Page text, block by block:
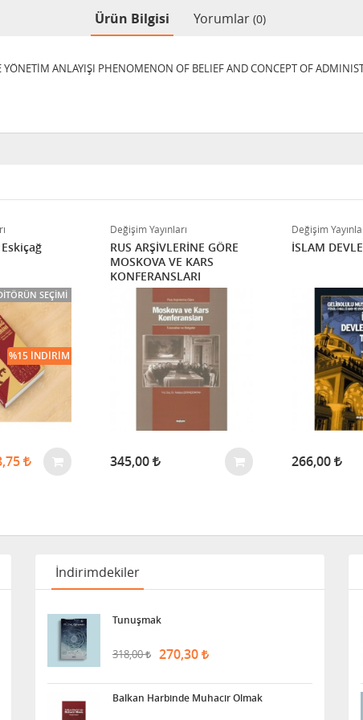
Ürün Bilgisi Yorumlar (0)
ANLAYIŞI PHENOMENON OF BELIEF AND CONCEPT OF
SEÇIMI
%15 İNDIRIM
Değişim Yayınları
RUS ARŞİVLERİNE GÖRE
MOSKOVA VE KARS
KONFERANSLARI
345,00
Değişim
İSLAM
266,00
İndirimdekiler
Tunuşmak
318,00 270,30
Balkan Harbinde Muhacir Olmak